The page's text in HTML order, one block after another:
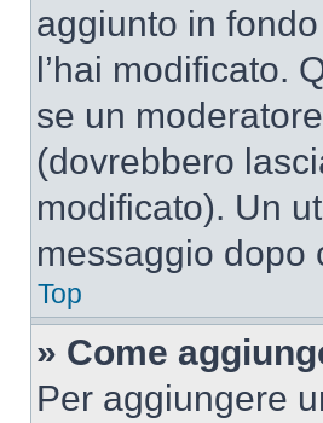
aggiunto in
l’hai modificato.
se un
(dovrebbero
modificato). Un
messaggio dopo
Top
» Come
Per aggiungere